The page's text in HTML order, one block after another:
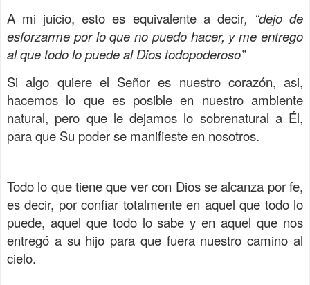
A mi juicio, esto es equivalente a decir, “dejo de
esforzarme por lo que no puedo hacer, y me entrego
al que todo lo puede al Dios todopoderoso”
Si algo quiere el Señor es nuestro corazón, asi,
hacemos lo que es posible en nuestro ambiente
natural, pero que le dejamos lo sobrenatural a Él,
para que Su poder se manifieste en nosotros.
Todo lo que tiene que ver con Dios se alcanza por fe,
es decir, por confiar totalmente en aquel que todo lo
puede, aquel que todo lo sabe y en aquel que nos
entregó a su hijo para que fuera nuestro camino al
cielo.